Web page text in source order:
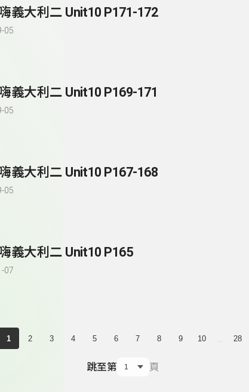
義大利二 Unit10 P171-172
05
義大利二 Unit10 P169-171
05
義大利二 Unit10 P167-168
05
義大利二 Unit10 P165
07
1 2 3 4 5 6 7 8 9 10 28
跳至第 頁